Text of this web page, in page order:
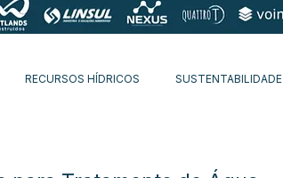
RECURSOS HÍDRICOS SUSTENTABILIDADE